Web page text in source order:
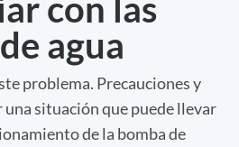
con las
agua
problema. Precauciones y
una situación que puede llevar
de la bomba de